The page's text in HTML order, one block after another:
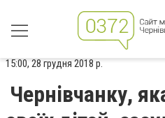
15:00, 28 грудня 2018 р.
Чернівчанку,